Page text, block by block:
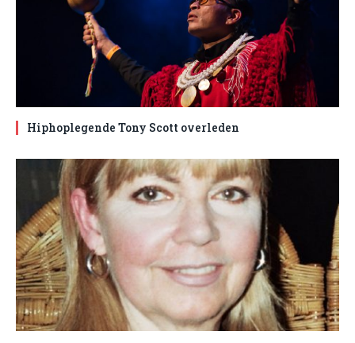
Hiphoplegende Tony Scott overleden